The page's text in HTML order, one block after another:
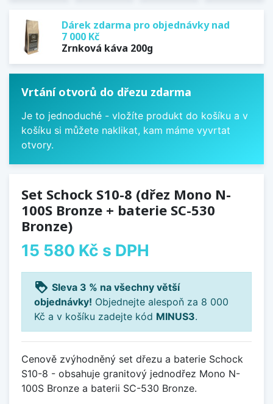
Dárek zdarma pro objednávky nad
7 000 Kč
Zrnková káva 200g
Vrtání otvorů do dřezu zdarma
Je to jednoduché - vložíte produkt do košíku a v
košíku si můžete naklikat, kam máme vyvrtat
otvory.
Set Schock S10-8 (dřez Mono N-
100S Bronze + baterie SC-530
Bronze)
15 580 Kč s DPH
loyalty Sleva 3 % na všechny větší
objednávky! Objednejte alespoň za 8 000
Kč a v košíku zadejte kód MINUS3.
Cenově zvýhodněný set dřezu a baterie Schock
S10-8 - obsahuje granitový jednodřez Mono N-
100S Bronze a baterii SC-530 Bronze.